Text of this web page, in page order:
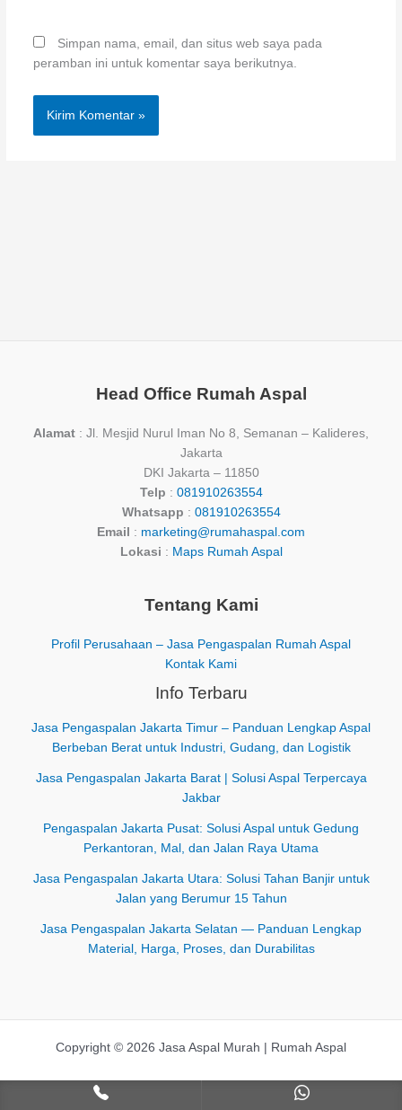
Simpan nama, email, dan situs web saya pada
peramban ini untuk komentar saya berikutnya.
Head Office Rumah Aspal
Alamat : Jl. Mesjid Nurul Iman No 8, Semanan – Kalideres,
Jakarta
DKI Jakarta – 11850
Telp : 081910263554
Whatsapp : 081910263554
Email
: marketing@rumahaspal.com
Lokasi : Maps Rumah Aspal
Tentang Kami
Profil Perusahaan – Jasa Pengaspalan Rumah Aspal
Kontak Kami
Info Terbaru
Jasa Pengaspalan Jakarta Timur – Panduan Lengkap Aspal
Berbeban Berat untuk Industri, Gudang, dan Logistik
Jasa Pengaspalan Jakarta Barat | Solusi Aspal Terpercaya
Jakbar
Pengaspalan Jakarta Pusat: Solusi Aspal untuk Gedung
Perkantoran, Mal, dan Jalan Raya Utama
Jasa Pengaspalan Jakarta Utara: Solusi Tahan Banjir untuk
Jalan yang Berumur 15 Tahun
Jasa Pengaspalan Jakarta Selatan — Panduan Lengkap
Material, Harga, Proses, dan Durabilitas
Copyright © 2026 Jasa Aspal Murah | Rumah Aspal